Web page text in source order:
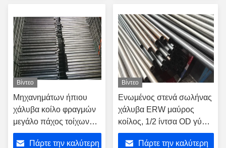
Βίντεο
Μηχανημάτων ήπιου
χάλυβα κοίλο φραγμών
μεγάλο πάχος τοίχων
διαμέτρων παχύ
DIN2391Πάρτε την καλύτερη
Βίντεο
Ενωμένος στενά σωλήνας
χάλυβα ERW μαύρος
κοίλος, 1/2 ίντσα OD γύρω
από το υλικό σωλήνων
E355 χάλυβα
Πάρτε την καλύτερη